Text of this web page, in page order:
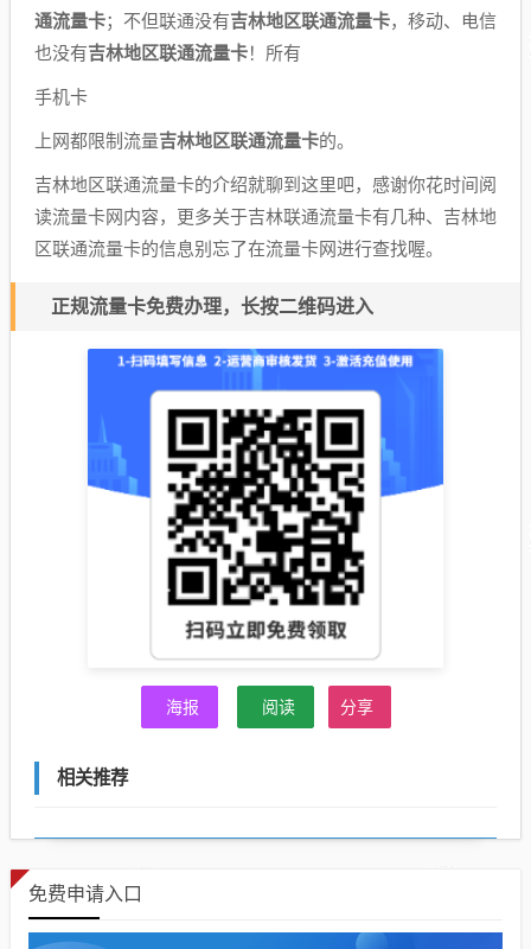
通流量卡；不但联通没有吉林地区联通流量卡，移动、电信
也没有吉林地区联通流量卡！所有
手机卡
上网都限制流量吉林地区联通流量卡的。
吉林地区联通流量卡的介绍就聊到这里吧，感谢你花时间阅
读流量卡网内容，更多关于吉林联通流量卡有几种、吉林地
区联通流量卡的信息别忘了在流量卡网进行查找喔。
正规流量卡免费办理，长按二维码进入
海报 阅读 分享
相关推荐
免费申请入口